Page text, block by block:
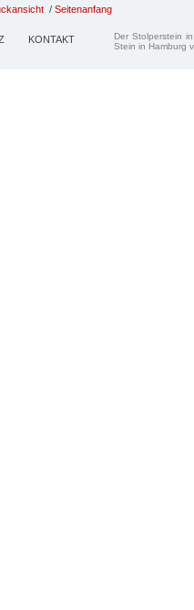
/ Seitenanfang
KONTAKT
Der Stolperstein
Stein in Hamburg